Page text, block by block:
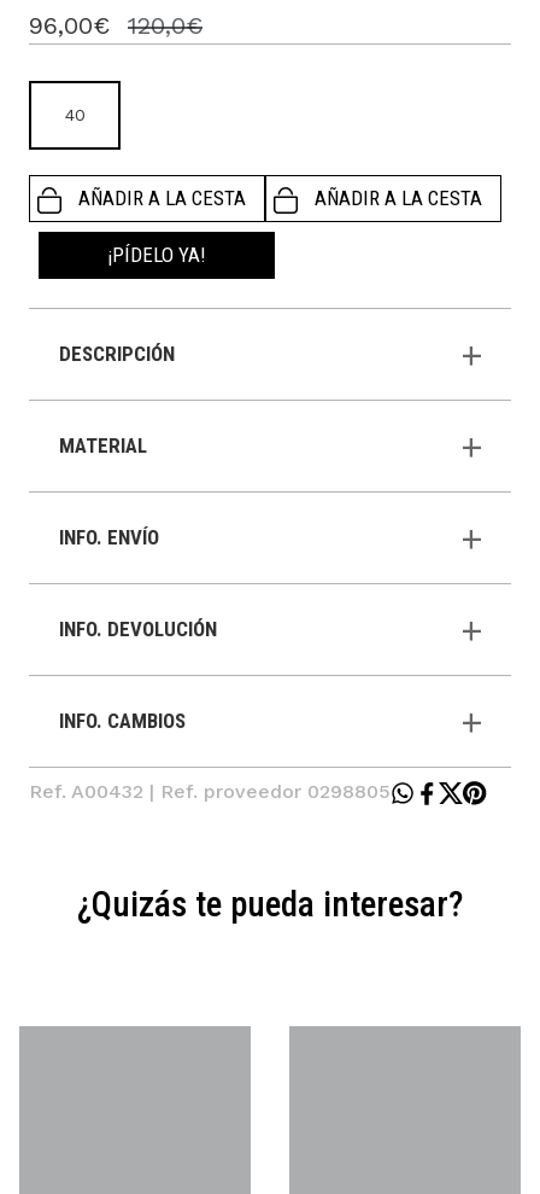
96,00€ 120,0€
40
AÑADIR A LA CESTA AÑADIR A LA CESTA
¡PÍDELO YA!
DESCRIPCIÓN
MATERIAL
INFO. ENVÍO
INFO. DEVOLUCIÓN
INFO. CAMBIOS
Ref. A00432 | Ref. proveedor 0298805
¿Quizás te pueda interesar?